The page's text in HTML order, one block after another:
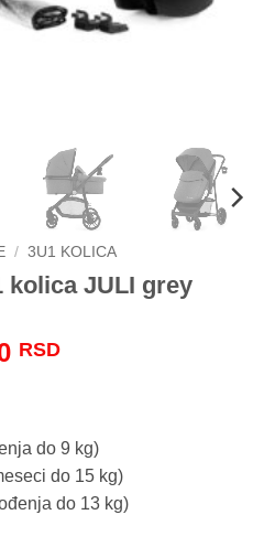
/ 3U1 KOLICA
kolica JULI grey
RSD.
RSDTrenutna
do 9 kg)
do 15 kg)
do 13 kg)